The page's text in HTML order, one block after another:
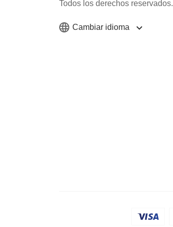
Todos los derechos reservados.
Cambiar idioma